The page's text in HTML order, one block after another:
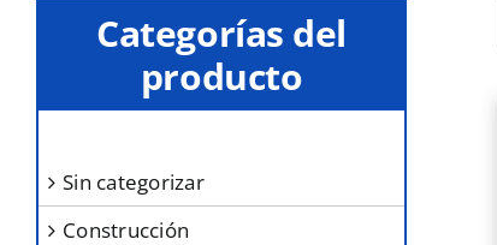
Categorías del
producto
sin categorizar
construcción